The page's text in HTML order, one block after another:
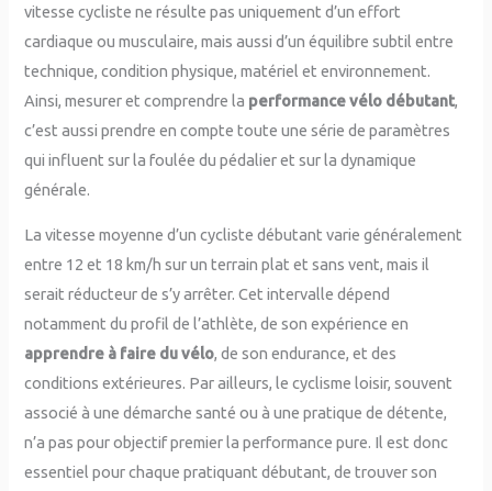
vitesse cycliste ne résulte pas uniquement d’un effort
cardiaque ou musculaire, mais aussi d’un équilibre subtil entre
technique, condition physique, matériel et environnement.
Ainsi, mesurer et comprendre la performance vélo débutant,
c’est aussi prendre en compte toute une série de paramètres
qui influent sur la foulée du pédalier et sur la dynamique
générale.
La vitesse moyenne d’un cycliste débutant varie généralement
entre 12 et 18 km/h sur un terrain plat et sans vent, mais il
serait réducteur de s’y arrêter. Cet intervalle dépend
notamment du profil de l’athlète, de son expérience en
apprendre à faire du vélo, de son endurance, et des
conditions extérieures. Par ailleurs, le cyclisme loisir, souvent
associé à une démarche santé ou à une pratique de détente,
n’a pas pour objectif premier la performance pure. Il est donc
essentiel pour chaque pratiquant débutant, de trouver son